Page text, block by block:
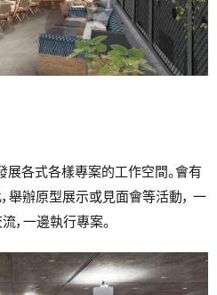
展各式各樣專案的工作空間。會有
舉辦原型展示或見面會等活動， 一
，一邊執行專案。